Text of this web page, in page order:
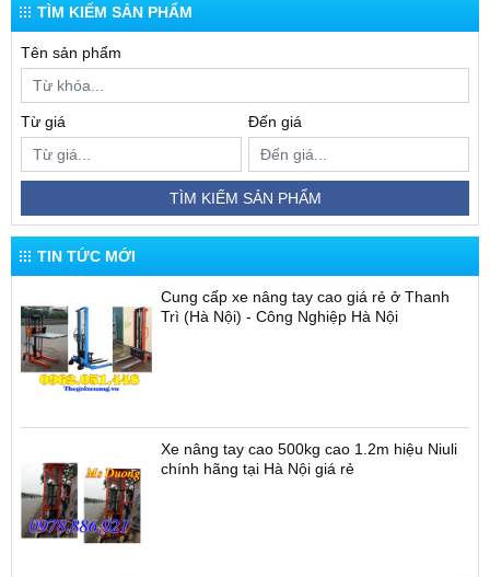
TÌM KIẾM SẢN PHẨM
Tên sản phẩm
Từ giá Đến giá
TÌM KIẾM SẢN PHẨM
TIN TỨC MỚI
Cung cấp xe nâng tay cao giá rẻ ở Thanh
Trì (Hà Nội) - Công Nghiệp Hà Nội
Xe nâng tay cao 500kg cao 1.2m hiệu Niuli
chính hãng tại Hà Nội giá rẻ